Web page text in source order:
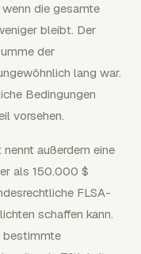
die gesamte
bleibt. Der
der
lang war.
Bedingungen
vorsehen.
außerdem eine
als 150.000 $
FLSA-
schaffen kann.
bestimmte